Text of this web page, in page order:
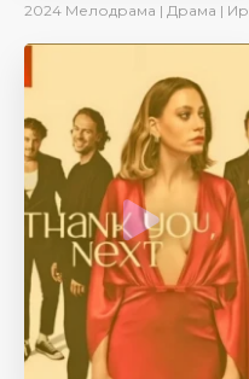
2024 Мелодрама | Драма | Ирина Котова | AveTurk | AlisaDirilis | Сериалы 2024